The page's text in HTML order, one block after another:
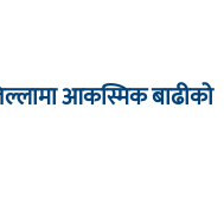
आकस्मिक बाढीको